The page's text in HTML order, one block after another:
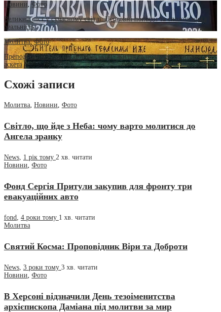
Новини,Фото
Великий піст у сучасному світлі: Церковні погляди та споживацька
реальність
Молитва,Фото
Преподобний Герасим Йорданський: Життя та подвиги великого
аскета
Схожі записи
Молитва, Новини, Фото
Світло, що йде з Неба: чому варто молитися до
Ангела зранку
News, 1 рік тому 2 хв. читати
Новини, Фото
Фонд Сергія Притули закупив для фронту три
евакуаційних авто
fond, 4 роки тому 1 хв. читати
Молитва
Святий Косма: Проповідник Віри та Доброти
News, 3 роки тому 3 хв. читати
Новини, Фото
В Херсоні відзначили День тезоіменитства
архієпископа Даміана під молитви за мир